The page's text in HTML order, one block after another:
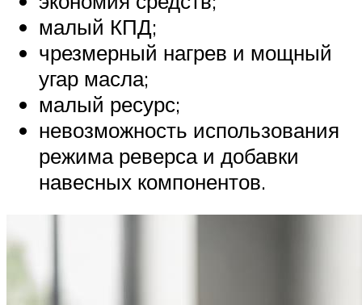
малый КПД;
чрезмерный нагрев и мощный
угар масла;
малый ресурс;
невозможность использования
режима реверса и добавки
навесных компонентов.